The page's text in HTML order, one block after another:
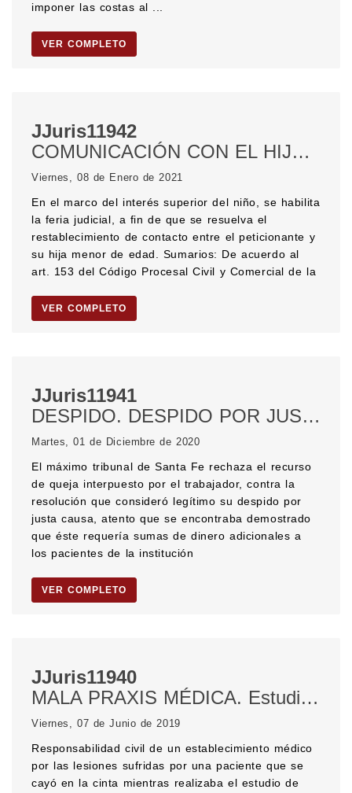
imponer las costas al ...
VER COMPLETO
JJuris11942
COMUNICACIÓN CON EL HIJO. DERECHOS DEL NIÑO. Interés superior del niño. FERIA JUDICIAL. Habilitación de feria.
Viernes, 08 de Enero de 2021
En el marco del interés superior del niño, se habilita
la feria judicial, a fin de que se resuelva el
restablecimiento de contacto entre el peticionante y
su hija menor de edad. Sumarios: De acuerdo al
art. 153 del Código Procesal Civil y Comercial de la
VER COMPLETO
JJuris11941
DESPIDO. DESPIDO POR JUSTA CAUSA. Pérdida de la confianza. RECURSO DE QUEJA.
Martes, 01 de Diciembre de 2020
El máximo tribunal de Santa Fe rechaza el recurso
de queja interpuesto por el trabajador, contra la
resolución que consideró legítimo su despido por
justa causa, atento que se encontraba demostrado
que éste requería sumas de dinero adicionales a
los pacientes de la institución
VER COMPLETO
JJuris11940
MALA PRAXIS MÉDICA. Estudios médicos. DAÑOS Y PERJUICIOS. OBLIGACIÓN DE SEGURIDAD. INDEMNIZACIÓN. Gastos médicos.
Viernes, 07 de Junio de 2019
Responsabilidad civil de un establecimiento médico
por las lesiones sufridas por una paciente que se
cayó en la cinta mientras realizaba el estudio de